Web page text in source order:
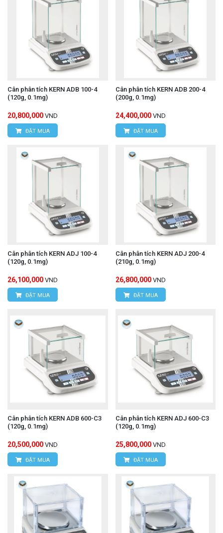
Cân phân tích KERN ADB 100-4
(120g, 0.1mg)
20,800,000 VND
ĐẶT MUA
Cân phân tích KERN ADB 200-4
(200g, 0.1mg)
24,400,000 VND
ĐẶT MUA
Cân phân tích KERN ADJ 100-4
(120g, 0.1mg)
26,100,000 VND
ĐẶT MUA
Cân phân tích KERN ADJ 200-4
(210g, 0.1mg)
26,800,000 VND
ĐẶT MUA
Cân phân tích KERN ADB 600-C3
(120g, 0.1mg)
20,500,000 VND
ĐẶT MUA
Cân phân tích KERN ADJ 600-C3
(120g, 0.1mg)
25,800,000 VND
ĐẶT MUA